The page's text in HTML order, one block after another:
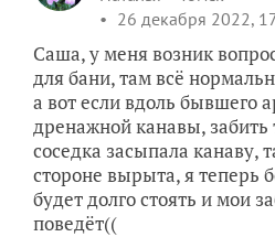
26 декабря 2022,
Саша, у меня возник
для бани, там всё
а вот если вдоль бывшего
дренажной канавы,
соседка засыпала канаву,
стороне вырыта, я теперь
будет долго стоять и мои
поведёт((